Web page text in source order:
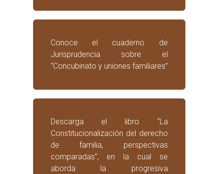
Conoce el cuaderno de
Jurisprudencia sobre el
“Concubinato y uniones familiares”
Descarga el libro “La
Constitucionalización del derecho
de familia, perspectivas
comparadas”, en la cual se
aborda la progresiva